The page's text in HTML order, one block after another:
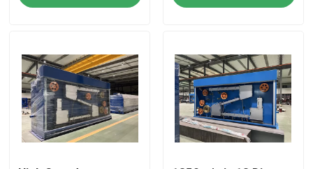
Vraag een offerte
Cable Extruder Machine